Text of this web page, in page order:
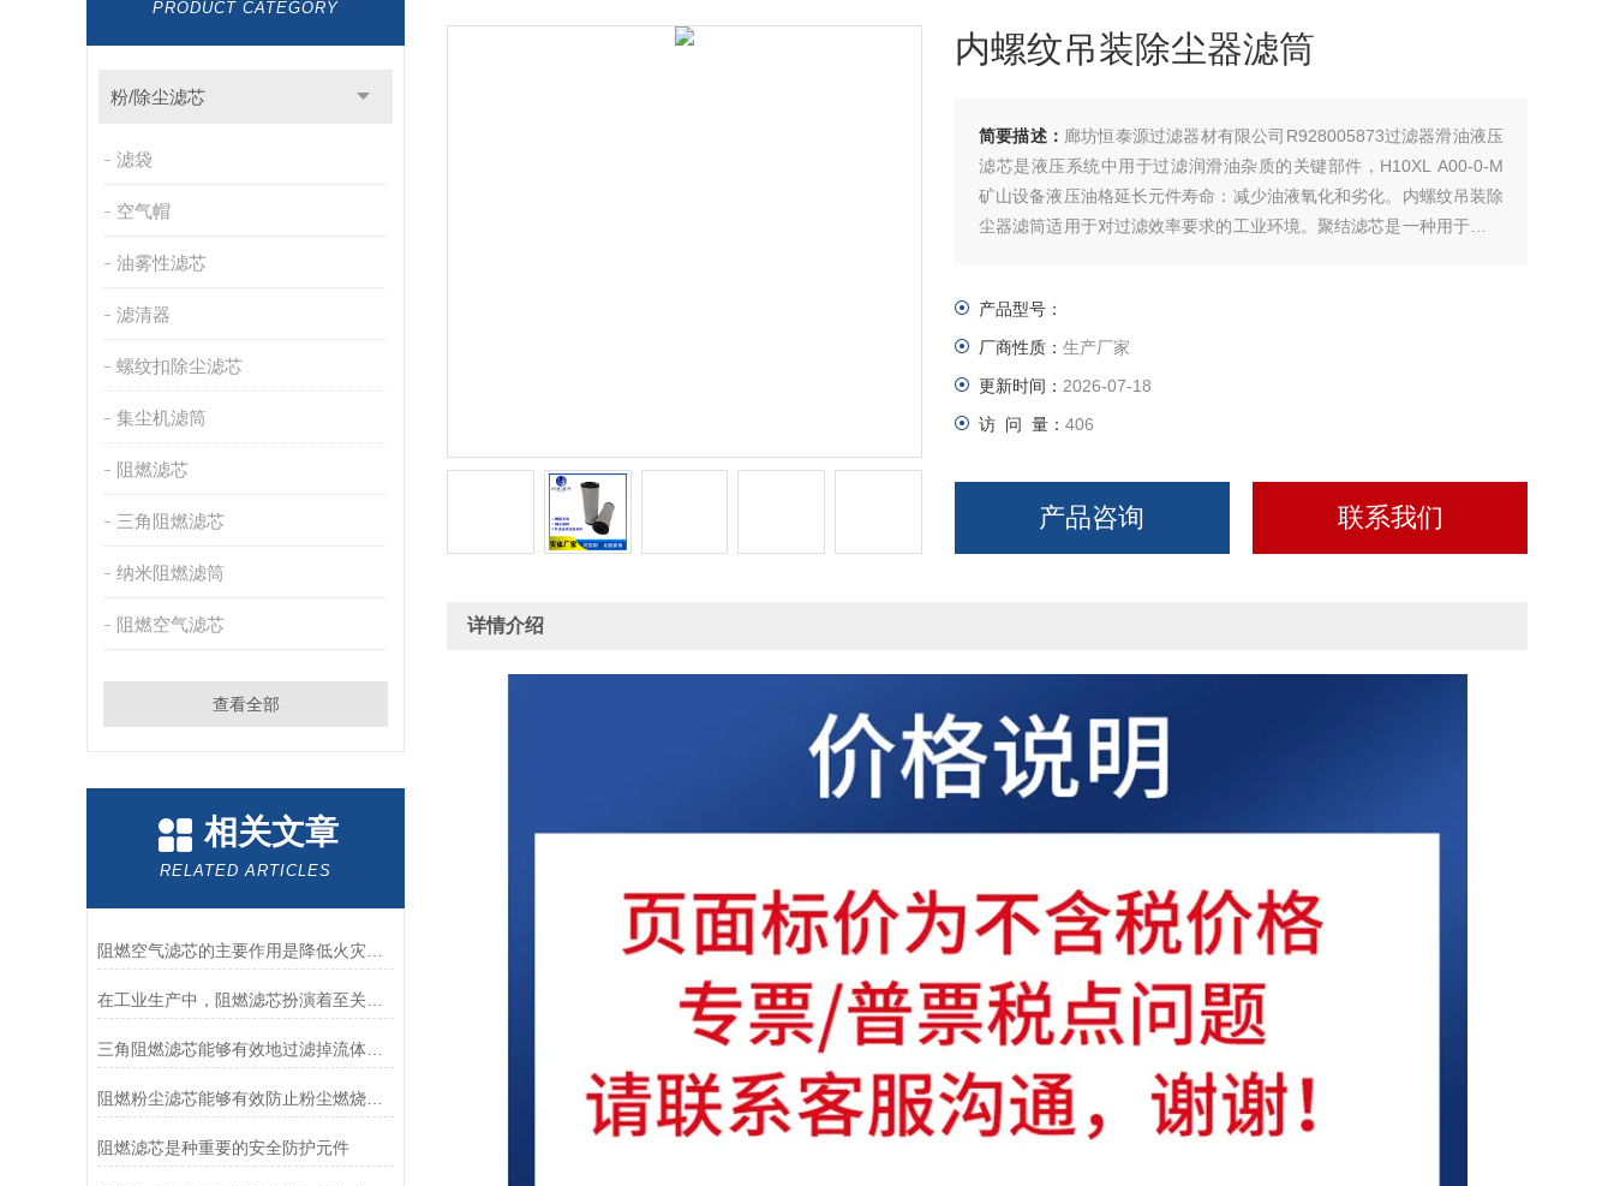
PRODUCT CATEGORY
粉/除尘滤芯
滤袋
空气帽
油雾性滤芯
滤清器
螺纹扣除尘滤芯
集尘机滤筒
阻燃滤芯
三角阻燃滤芯
纳米阻燃滤筒
阻燃空气滤芯
查看全部
相关文章
RELATED ARTICLES
阻燃空气滤芯的主要作用是降低火灾风险
三角阻燃滤芯能够有效地过滤掉流体中的各类杂质
阻燃粉尘滤芯能够有效防止粉尘燃烧和爆炸事故的发生
阻燃滤芯是种重要的安全防护元件
内螺纹吊装除尘器滤筒
简要描述： 廊坊恒泰源过滤器材有限公司R928005873过滤器滑油液压
滤芯是液压系统中用于过滤润滑油杂质的关键部件，H10XL A00-0-M
矿山设备液压油格延长元件寿命：减少油液氧化和劣化。内螺纹吊装除
尘器滤筒适用于对过滤效率要求的工业环境。聚结滤芯是一种用于去除
产品型号：
厂商性质： 生产厂家
更新时间： 2026-07-18
访 问 量： 406
产品咨询 联系我们
详情介绍